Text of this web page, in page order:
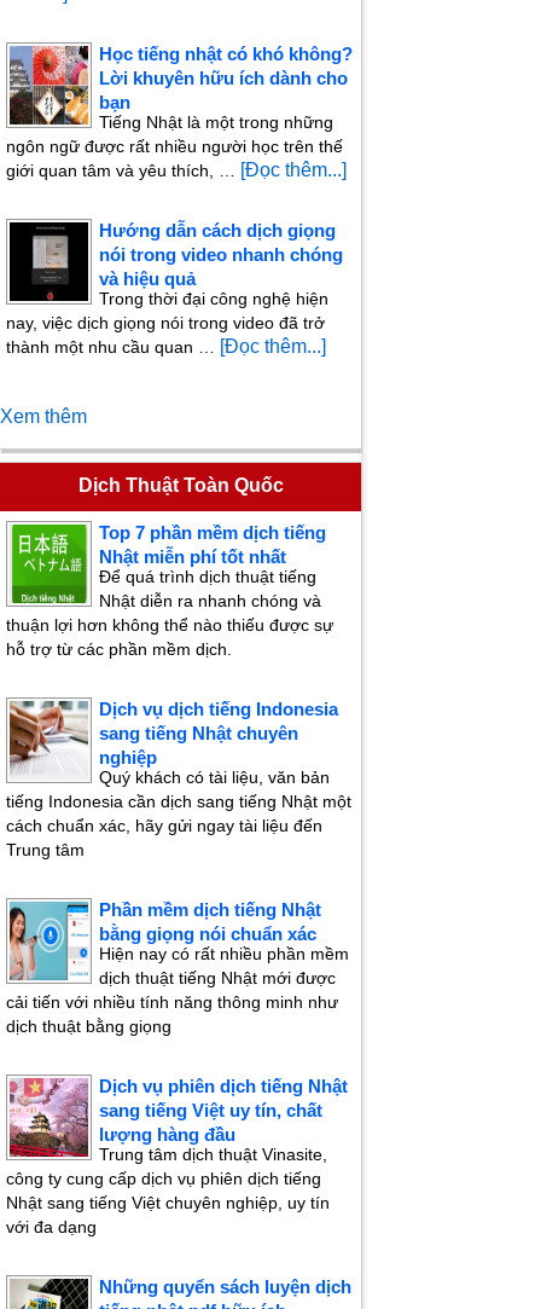
Học tiếng nhật có khó không?
Lời khuyên hữu ích dành cho
bạn
Tiếng Nhật là một trong những
ngôn ngữ được rất nhiều người học trên thế
giới quan tâm và yêu thích, …
[Đọc thêm...]
Hướng dẫn cách dịch giọng
nói trong video nhanh chóng
và hiệu quả
Trong thời đại công nghệ hiện
nay, việc dịch giọng nói trong video đã trở
thành một nhu cầu quan …
[Đọc thêm...]
Xem thêm
Dịch Thuật Toàn Quốc
Top 7 phần mềm dịch tiếng
Nhật miễn phí tốt nhất
Để quá trình dịch thuật tiếng
Nhật diễn ra nhanh chóng và
thuận lợi hơn không thể nào thiếu được sự
hỗ trợ từ các phần mềm dịch.
Dịch vụ dịch tiếng Indonesia
sang tiếng Nhật chuyên
nghiệp
Quý khách có tài liệu, văn bản
tiếng Indonesia cần dịch sang tiếng Nhật một
cách chuẩn xác, hãy gửi ngay tài liệu đến
Trung tâm
Phần mềm dịch tiếng Nhật
bằng giọng nói chuẩn xác
Hiện nay có rất nhiều phần mềm
dịch thuật tiếng Nhật mới được
cải tiến với nhiều tính năng thông minh như
dịch thuật bằng giọng
Dịch vụ phiên dịch tiếng Nhật
sang tiếng Việt uy tín, chất
lượng hàng đầu
Trung tâm dịch thuật Vinasite,
công ty cung cấp dịch vụ phiên dịch tiếng
Nhật sang tiếng Việt chuyên nghiệp, uy tín
với đa dạng
Những quyển sách luyện dịch